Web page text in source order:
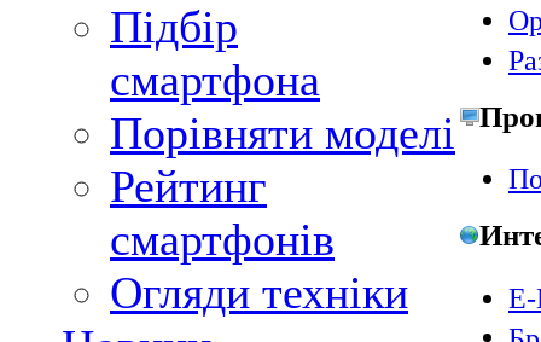
Підбір
смартфона
Порівняти моделі
Рейтинг
смартфонів
Огляди техніки